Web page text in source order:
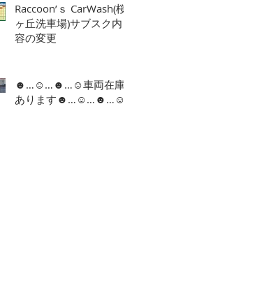
Raccoon’ｓ CarWash(桜
ヶ丘洗車場)サブスク内
容の変更
☻…☺…☻…☺車両在庫
あります☻…☺…☻…☺